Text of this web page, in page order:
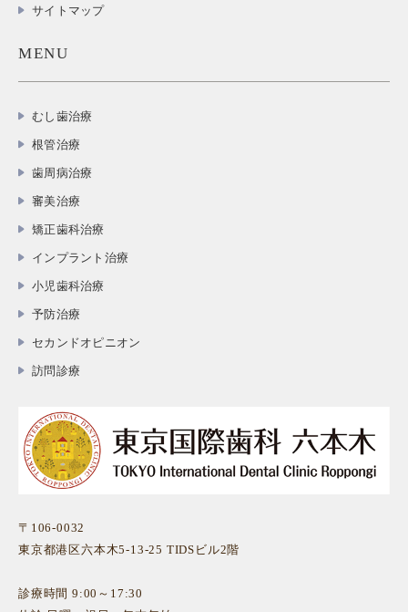
サイトマップ
MENU
むし歯治療
根管治療
歯周病治療
審美治療
矯正歯科治療
インプラント治療
小児歯科治療
予防治療
セカンドオピニオン
訪問診療
〒106-0032
東京都港区六本木5-13-25 TIDSビル2階
診療時間 9:00～17:30